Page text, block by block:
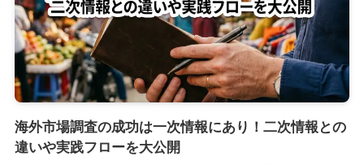
海外市場調査の成功は一次情報にあり！二次情報との
違いや実践フローを大公開